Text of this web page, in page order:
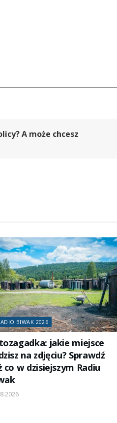
A może chcesz
BIWAK 2026
jakie miejsce
na zdjęciu? Sprawdź
co w dzisiejszym Radiu